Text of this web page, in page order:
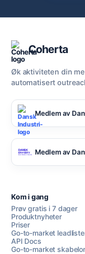
Coherta
Øk aktiviteten din
automatisert
Medlem av
Medlem av
Kom i gang
Prøv gratis i 7 dager
Produktnyheter
Priser
Go-to-market
API Docs
Go-to-market